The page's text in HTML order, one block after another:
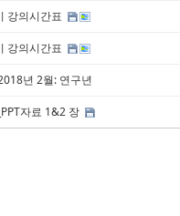
강의시간표
강의시간표
년 2월: 연구년
자료 1&2 장